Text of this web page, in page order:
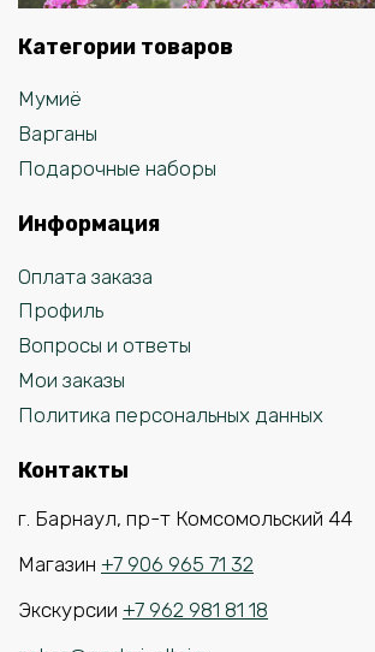
Категории товаров
Мумиё
Варганы
Подарочные наборы
Информация
Оплата заказа
Профиль
Вопросы и ответы
Мои заказы
Политика персональных данных
Контакты
г. Барнаул, пр-т Комсомольский 44
Магазин +7 906 965 71 32
Экскурсии +7 962 981 81 18